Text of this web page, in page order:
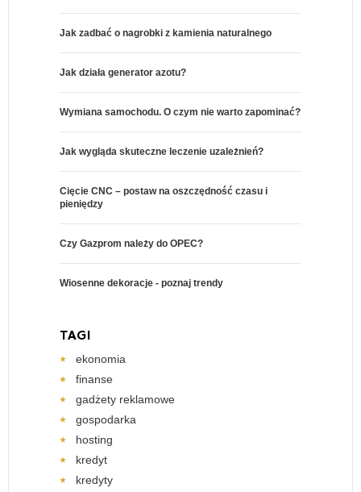
Jak zadbać o nagrobki z kamienia naturalnego
Jak działa generator azotu?
Wymiana samochodu. O czym nie warto zapominać?
Jak wygląda skuteczne leczenie uzależnień?
Cięcie CNC – postaw na oszczędność czasu i
pieniędzy
Czy Gazprom należy do OPEC?
Wiosenne dekoracje - poznaj trendy
TAGI
ekonomia
finanse
gadżety reklamowe
gospodarka
hosting
kredyt
kredyty